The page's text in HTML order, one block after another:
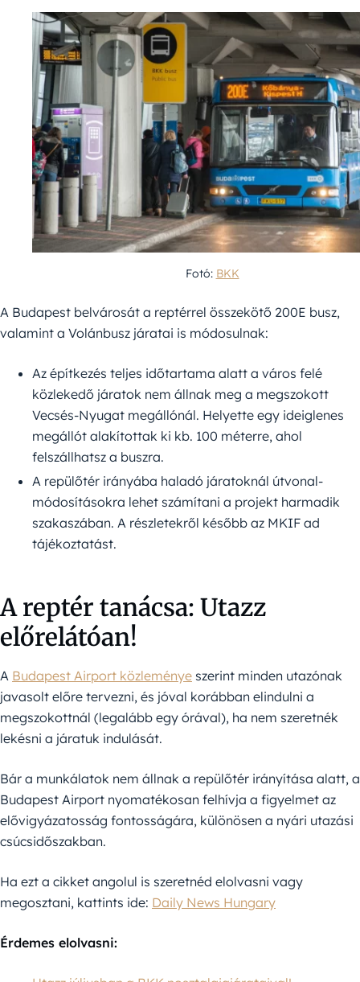
Fotó: BKK
A Budapest belvárosát a reptérrel összekötő 200E busz,
valamint a Volánbusz járatai is módosulnak:
Az építkezés teljes időtartama alatt a város felé
közlekedő járatok nem állnak meg a megszokott
Vecsés-Nyugat megállónál. Helyette egy ideiglenes
megállót alakítottak ki kb. 100 méterre, ahol
felszállhatsz a buszra.
A repülőtér irányába haladó járatoknál útvonal-
módosításokra lehet számítani a projekt harmadik
szakaszában. A részletekről később az MKIF ad
tájékoztatást.
A reptér tanácsa: Utazz
előrelátóan!
A Budapest Airport közleménye szerint minden utazónak
javasolt előre tervezni, és jóval korábban elindulni a
megszokottnál (legalább egy órával), ha nem szeretnék
lekésni a járatuk indulását.
Bár a munkálatok nem állnak a repülőtér irányítása alatt, a
Budapest Airport nyomatékosan felhívja a figyelmet az
elővigyázatosság fontosságára, különösen a nyári utazási
csúcsidőszakban.
Ha ezt a cikket angolul is szeretnéd elolvasni vagy
megosztani, kattints ide: Daily News Hungary
Érdemes elolvasni: